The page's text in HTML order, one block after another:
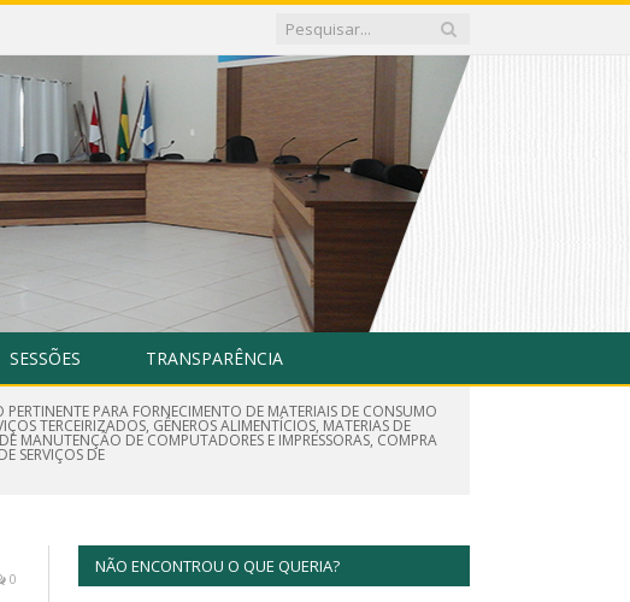
SESSÕES TRANSPARÊNCIA
PARA FORNECIMENTO DE MATERIAIS DE CONSUMO
TERCEIRIZADOS, GÊNEROS ALIMENTÍCIOS, MATERIAS DE
MANUTENÇÃO DE COMPUTADORES E IMPRESSORAS, COMPRA
SERVIÇOS DE
0
NÃO ENCONTROU O QUE QUERIA?